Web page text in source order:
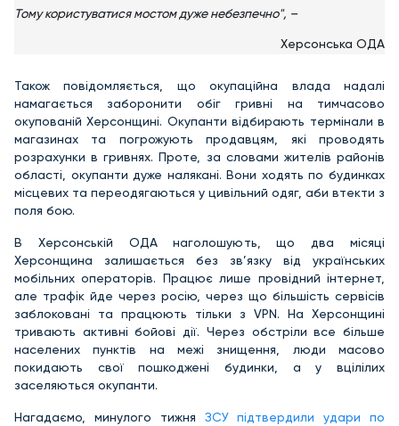
Тому користуватися мостом дуже небезпечно", –
Херсонська ОДА
Також повідомляється, що окупаційна влада надалі
намагається заборонити обіг гривні на тимчасово
окупованій Херсонщині. Окупанти відбирають термінали в
магазинах та погрожують продавцям, які проводять
розрахунки в гривнях. Проте, за словами жителів районів
області, окупанти дуже налякані. Вони ходять по будинках
місцевих та переодягаються у цивільний одяг, аби втекти з
поля бою.
В Херсонській ОДА наголошують, що два місяці
Херсонщина залишається без зв’язку від українських
мобільних операторів. Працює лише провідний інтернет,
але трафік йде через росію, через що більшість сервісів
заблоковані та працюють тільки з VPN. На Херсонщині
тривають активні бойові дії. Через обстріли все більше
населених пунктів на межі знищення, люди масово
покидають свої пошкоджені будинки, а у вцілілих
заселяються окупанти.
Нагадаємо, минулого тижня ЗСУ підтвердили удари по